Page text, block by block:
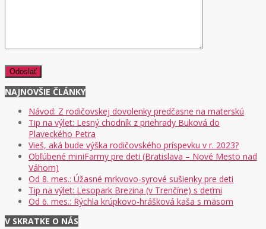
NAJNOVŠIE ČLÁNKY
Návod: Z rodičovskej dovolenky predčasne na materskú
Tip na výlet: Lesný chodník z priehrady Buková do
Plaveckého Petra
Vieš, aká bude výška rodičovského príspevku v r. 2023?
Obľúbené miniFarmy pre deti (Bratislava – Nové Mesto nad
Váhom)
Od 8. mes.: Úžasné mrkvovo-syrové sušienky pre deti
Tip na výlet: Lesopark Brezina (v Trenčíne) s deťmi
Od 6. mes.: Rýchla krúpkovo-hrášková kaša s mäsom
V SKRATKE O NÁS